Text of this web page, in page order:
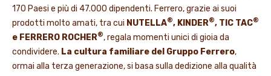
170 Paesi e più di 47.000 dipendenti. Ferrero, grazie ai suoi
prodotti molto amati, tra cui NUTELLA®, KINDER®, TIC TAC®
e FERRERO ROCHER®, regala momenti unici di gioia da
condividere. La cultura familiare del Gruppo Ferrero,
ormai alla terza generazione, si basa sulla dedizione alla qualità